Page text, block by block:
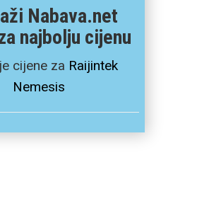
Nabava.net
najbolju cijenu
cijene za Raijintek
Nemesis